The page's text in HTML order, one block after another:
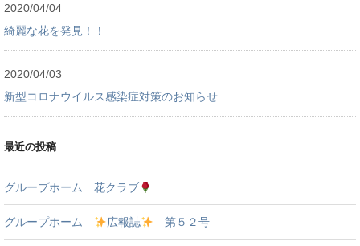
2020/04/04
綺麗な花を発見！！
2020/04/03
新型コロナウイルス感染症対策のお知らせ
最近の投稿
グループホーム 花クラブ
グループホーム 広報誌 第５２号